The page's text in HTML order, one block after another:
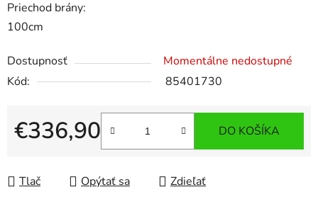
Priechod brány:
100cm
Dostupnosť
Momentálne nedostupné
Kód:
85401730
€336,90 DO KOŠÍKA
Tlač Opýtať sa Zdieľať